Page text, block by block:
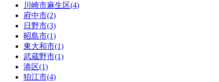
川崎市麻生区(4)
府中市(2)
日野市(3)
昭島市(1)
東大和市(1)
武蔵野市(1)
港区(1)
狛江市(4)